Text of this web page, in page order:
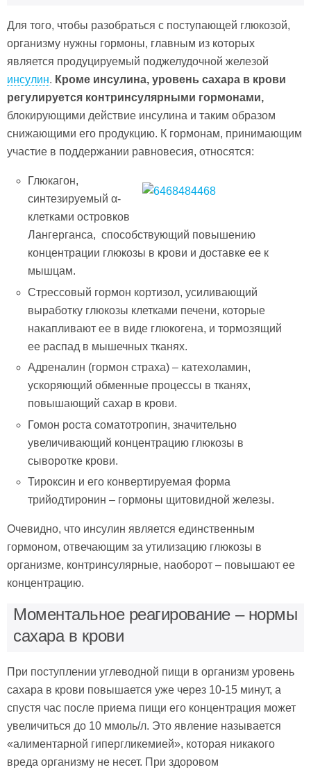
Для того, чтобы разобраться с поступающей глюкозой,
организму нужны гормоны, главным из которых
является продуцируемый поджелудочной железой
инсулин. Кроме инсулина, уровень сахара в крови
регулируется контринсулярными гормонами,
блокирующими действие инсулина и таким образом
снижающими его продукцию. К гормонам, принимающим
участие в поддержании равновесия, относятся:
Глюкагон,
синтезируемый α-
клетками островков
Лангерганса, способствующий повышению
концентрации глюкозы в крови и доставке ее к
мышцам.
Стрессовый гормон кортизол, усиливающий
выработку глюкозы клетками печени, которые
накапливают ее в виде глюкогена, и тормозящий
ее распад в мышечных тканях.
Адреналин (гормон страха) – катехоламин,
ускоряющий обменные процессы в тканях,
повышающий сахар в крови.
Гомон роста соматотропин, значительно
увеличивающий концентрацию глюкозы в
сыворотке крови.
Тироксин и его конвертируемая форма
трийодтиронин – гормоны щитовидной железы.
Очевидно, что инсулин является единственным
гормоном, отвечающим за утилизацию глюкозы в
организме, контринсулярные, наоборот – повышают ее
концентрацию.
Моментальное реагирование – нормы
сахара в крови
При поступлении углеводной пищи в организм уровень
сахара в крови повышается уже через 10-15 минут, а
спустя час после приема пищи его концентрация может
увеличиться до 10 ммоль/л. Это явление называется
«алиментарной гипергликемией», которая никакого
вреда организму не несет. При здоровом